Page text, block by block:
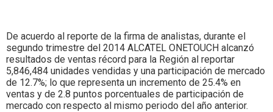
De acuerdo al reporte de la firma de analistas, durante el
segundo trimestre del 2014 ALCATEL ONETOUCH alcanzó
resultados de ventas récord para la Región al reportar
5,846,484 unidades vendidas y una participación de mercado
de 12.7%; lo que representa un incremento de 25.4% en
ventas y de 2.8 puntos porcentuales de participación de
mercado con respecto al mismo periodo del año anterior.